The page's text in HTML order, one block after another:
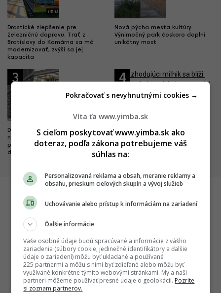
Drastické zlepšenie pre
železničnú dopravu. Trať z
Bratislavy do Komárna sa má
modernizovať, zvýši sa jej
kapacita
Nová pýcha mesta kultúry.
Výnimočný park čoskoro doplní
unikátny most
3
Dobré správy z najväčších
nemocníc. Výstavba veľkých
projektov napreduje, hlásia
dôležité míľniky
4
banskobystrickej nemocnici sa
Startitup
Víta ťa www.yimba.sk
S cieľom poskytovať www.yimba.sk ako
doteraz, podľa zákona potrebujeme váš
súhlas na:
Personalizovaná reklama a obsah, meranie reklamy a
obsahu, prieskum cieľových skupín a vývoj služieb
Uchovávanie alebo prístup k informáciám na zariadení
Ďalšie informácie
Vaše osobné údaje budú spracúvané a informácie z vášho
zariadenia (súbory cookie, jedinečné identifikátory a ďalšie
údaje o zariadení) môžu byť ukladané a používané
225 partnermi a môžu s nimi byť zdieľané alebo môžu byť
využívané konkrétne týmito webovými stránkami. My a naši
partneri môžeme používať presné údaje o geolokácii. Pozrite
si zoznam partnerov.
Pokračovať s nevyhnutnými cookies →